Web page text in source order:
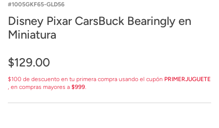
1005GKF65-GLD56
Disney Pixar CarsBuck Bearingly en
Miniatura
$129.00
$100 de descuento en tu primera compra usando el cupón PRIMERJUGUETE
, en compras mayores a $999.